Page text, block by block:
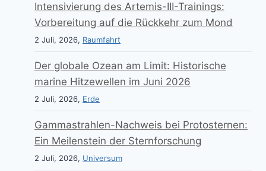
Intensivierung des Artemis-III-Trainings:
Vorbereitung auf die Rückkehr zum Mond
2 Juli, 2026, Raumfahrt
Der globale Ozean am Limit: Historische
marine Hitzewellen im Juni 2026
2 Juli, 2026, Erde
Gammastrahlen-Nachweis bei Protosternen:
Ein Meilenstein der Sternforschung
2 Juli, 2026, Universum